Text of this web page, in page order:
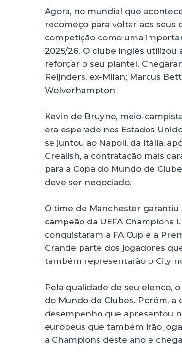
Agora, no mundial que
recomeço para voltar aos seus
competição como uma
2025/26. O clube inglês
reforçar o seu plantel.
Reijnders, ex-Milan; Marcus
Wolverhampton.
Kevin de Bruyne, meio-
era esperado nos Estados
se juntou ao Napoli, da Itália,
Grealish, a contratação mais
para a Copa do Mundo de
deve ser negociado.
O time de Manchester garantiu
campeão da UEFA Champions
conquistaram a FA Cup e a
Grande parte dos jogadores
também representarão o City
Pela qualidade de seu elenco,
do Mundo de Clubes. Porém,
desempenho que apresentou
europeus que também irão
a Champions deste ano e